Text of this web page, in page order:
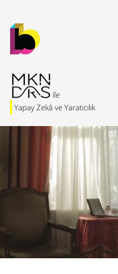
Yapay Zekâ ve Yaratıcılık